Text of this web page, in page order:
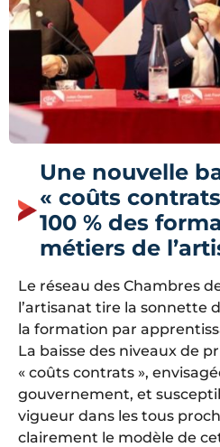
Une nouvelle
« coûts
100 % des
métiers de
Le réseau des Chambres
l’artisanat tire la sonnette
la formation par
La baisse des niveaux de
« coûts contrats »,
gouvernement, et
vigueur dans les tous
clairement le modèle de